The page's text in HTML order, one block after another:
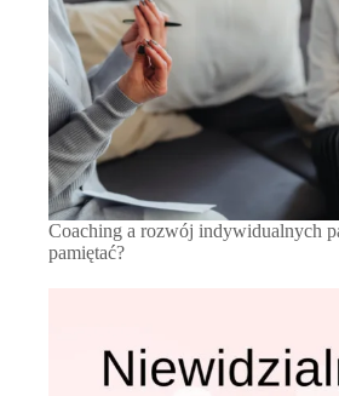
Coaching a rozwój indywidualnych
pamiętać?